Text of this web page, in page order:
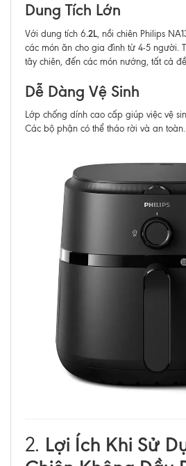
Dung Tích Lớn
Với dung tích 6.2L, nồi chiên Philips
các món ăn cho gia đình từ 4-5 người.
tây chiên, đến các món nướng, tất cả
Dễ Dàng Vệ Sinh
Lớp chống dính cao cấp giúp việc vệ
Các bộ phận có thể tháo rời và an toàn.
2. Lợi Ích Khi Sử